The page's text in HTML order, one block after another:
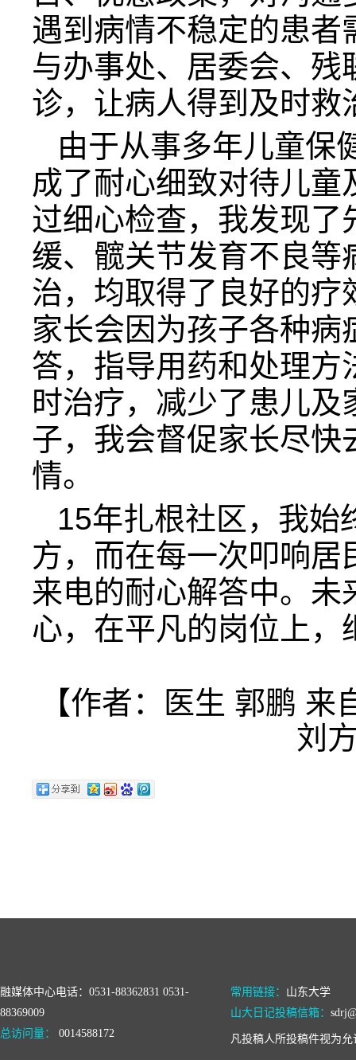
遇到病情不稳定的患
与办事处、居委会、
诊，让病人得到及时救
由于从事多年儿童保
成了耐心细致对待儿
过细心检查，我发现
缓、髋关节发育不良等
治，均取得了良好的疗
家长会因为孩子各种
答，指导用药和处理方
时治疗，减少了患儿
子，我会督促家长尽
情。
15年扎根社区，我始
方，而在每一次叩响
来电的耐心解答中。
心，在平凡的岗位上
【作者：医生 郭鹏
刘
融媒体中心电话：0531-88362831 0531-
88369009
常用链接： 山东大学
山大日记投稿信箱：
总访问量：
0014588172 凡投稿人所投稿件视为